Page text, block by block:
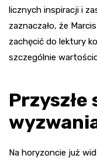
licznych inspiracji i
zaznaczało, że
zachęcić do lektury
szczególnie
Na horyzoncie już